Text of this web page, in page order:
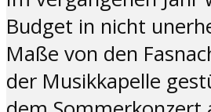
Budget in nicht
Maße von den
der Musikkapelle